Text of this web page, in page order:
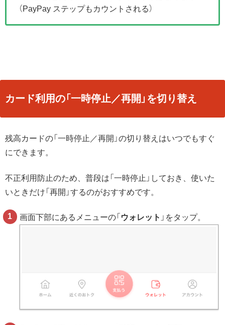
（PayPay ステップもカウントされる）
カード利用の「一時停止／再開」を切り替え
残高カードの「一時停止／再開」の切り替えはいつでもすぐ
にできます。
不正利用防止のため、普段は「一時停止」しておき、使いた
いときだけ「再開」するのがおすすめです。
画面下部にあるメニューの「 ウォレット 」をタップ。